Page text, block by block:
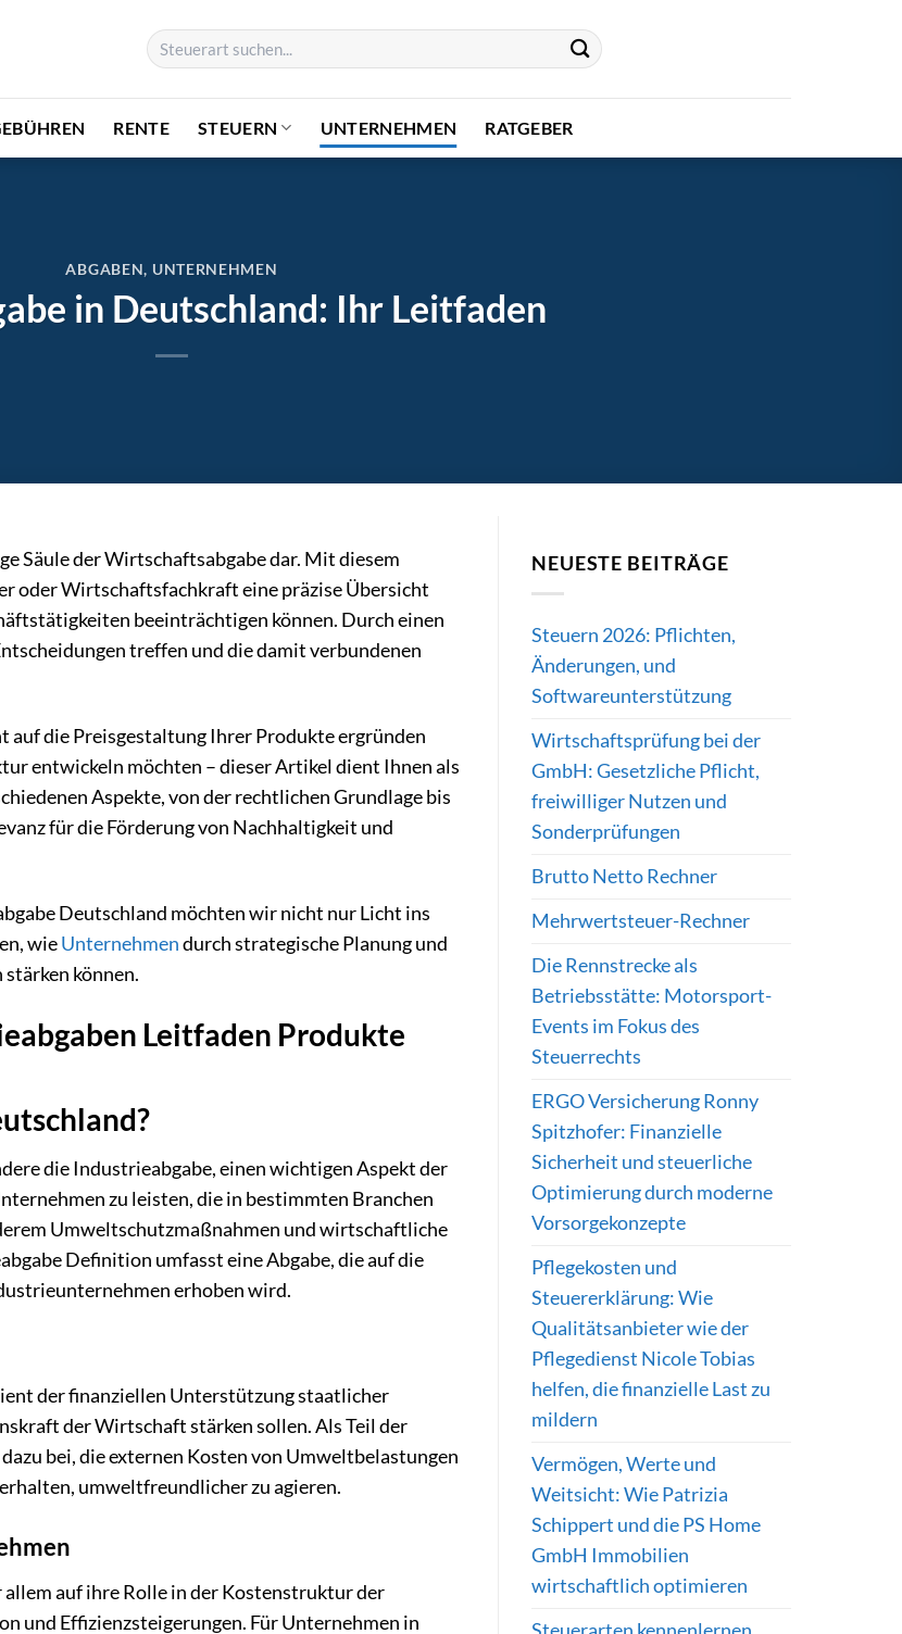
RENTE STEUERN UNTERNEHMEN RATGEBER
ABGABEN, UNTERNEHMEN
in Deutschland: Ihr Leitfaden
Säule der Wirtschaftsabgabe dar. Mit diesem
oder Wirtschaftsfachkraft eine präzise Übersicht
beeinträchtigen können. Durch einen
treffen und die damit verbundenen
auf die Preisgestaltung Ihrer Produkte ergründen
entwickeln möchten – dieser Artikel dient Ihnen als
Aspekte, von der rechtlichen Grundlage bis
für die Förderung von Nachhaltigkeit und
Deutschland möchten wir nicht nur Licht ins
wieUnternehmendurch strategische Planung und
können.
Leitfaden Produkte
die Industrieabgabe, einen wichtigen Aspekt der
zu leisten, die in bestimmten Branchen
Umweltschutzmaßnahmen und wirtschaftliche
Definition umfasst eine Abgabe, die auf die
erhoben wird.
der finanziellen Unterstützung staatlicher
der Wirtschaft stärken sollen. Als Teil der
bei, die externen Kosten von Umweltbelastungen
umweltfreundlicher zu agieren.
auf ihre Rolle in der Kostenstruktur der
und Effizienzsteigerungen. Für Unternehmen in
NEUESTE BEITRÄGE
Steuern 2026: Pflichten,
Änderungen, und
Softwareunterstützung
Wirtschaftsprüfung bei der
GmbH: Gesetzliche Pflicht,
freiwilliger Nutzen und
Sonderprüfungen
Brutto Netto Rechner
Mehrwertsteuer-Rechner
Die Rennstrecke als
Betriebsstätte: Motorsport-
Events im Fokus des
Steuerrechts
ERGO Versicherung Ronny
Spitzhofer: Finanzielle
Sicherheit und steuerliche
Optimierung durch moderne
Vorsorgekonzepte
Pflegekosten und
Steuererklärung: Wie
Qualitätsanbieter wie der
Pflegedienst Nicole Tobias
helfen, die finanzielle Last zu
mildern
Vermögen, Werte und
Weitsicht: Wie Patrizia
Schippert und die PS Home
GmbH Immobilien
wirtschaftlich optimieren